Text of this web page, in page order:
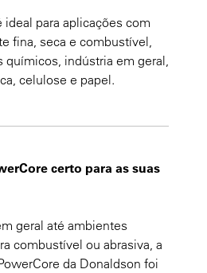
para aplicações com
fina, seca e combustível,
químicos, indústria em geral,
celulose e papel.
certo para as suas
geral até ambientes
combustível ou abrasiva, a
da Donaldson foi